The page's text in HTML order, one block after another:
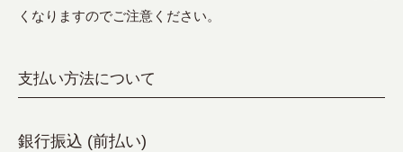
くなりますのでご注意ください。
支払い方法について
銀行振込 (前払い)